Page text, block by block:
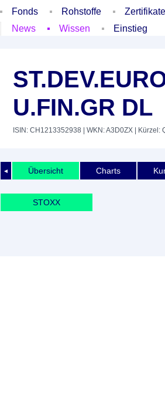
Fonds
Rohstoffe Zertifikate
News
Wissen Einstieg
U.FIN.GR DL
ISIN: CH1213352938 | WKN: A3D0ZX | Kürzel:
◄ Übersicht Charts
STOXX